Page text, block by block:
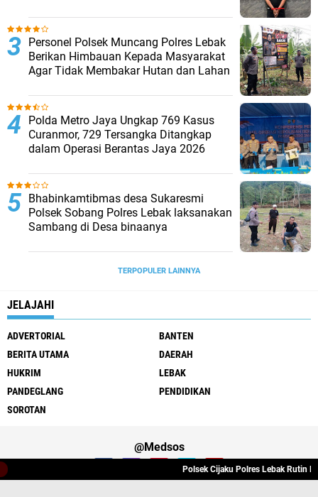
Personel Polsek Muncang Polres Lebak
Berikan Himbauan Kepada Masyarakat
Agar Tidak Membakar Hutan dan Lahan
Polda Metro Jaya Ungkap 769 Kasus
Curanmor, 729 Tersangka Ditangkap
dalam Operasi Berantas Jaya 2026‎
Bhabinkamtibmas desa Sukaresmi
Polsek Sobang Polres Lebak laksanakan
Sambang di Desa binaanya
TERPOPULER LAINNYA
JELAJAHI
ADVERTORIAL
BANTEN
BERITA UTAMA
DAERAH
HUKRIM
LEBAK
PANDEGLANG
PENDIDIKAN
SOROTAN
@Medsos
Polsek Cijaku Polres Lebak Rutin